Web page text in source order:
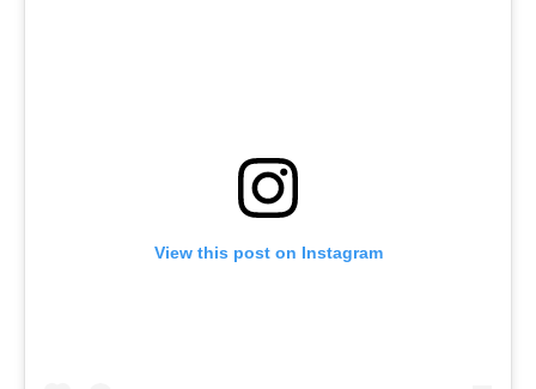
View this post on Instagram